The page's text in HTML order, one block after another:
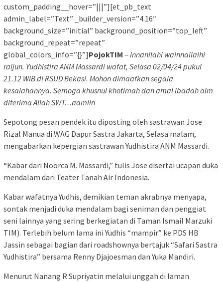
custom_padding__hover=”|||”][et_pb_text
admin_label=”Text” _builder_version=”4.16″
background_size=”initial” background_position=”top_left”
background_repeat=”repeat”
global_colors_info=”{}”]PojokTIM – Innanilahi wainnailaihi
raijun. Yudhistira ANM Massardi wafat, Selasa 02/04/24 pukul
21.12 WIB di RSUD Bekasi. Mohon dimaafkan segala
kesalahannya. Semoga khusnul khotimah dan amal ibadah alm
diterima Allah SWT…aamiin
Sepotong pesan pendek itu diposting oleh sastrawan Jose
Rizal Manua di WAG Dapur Sastra Jakarta, Selasa malam,
mengabarkan kepergian sastrawan Yudhistira ANM Massardi.
“Kabar dari Noorca M. Massardi,” tulis Jose disertai ucapan duka
mendalam dari Teater Tanah Air Indonesia.
Kabar wafatnya Yudhis, demikian teman akrabnya menyapa,
sontak menjadi duka mendalam bagi seniman dan penggiat
seni lainnya yang sering berkegiatan di Taman Ismail Marzuki
TIM). Terlebih belum lama ini Yudhis “mampir” ke PDS HB
Jassin sebagai bagian dari roadshownya bertajuk “Safari Sastra
Yudhistira” bersama Renny Djajoesman dan Yuka Mandiri.
Menurut Nanang R Supriyatin melalui unggah di laman